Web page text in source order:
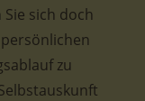
sich doch
zu